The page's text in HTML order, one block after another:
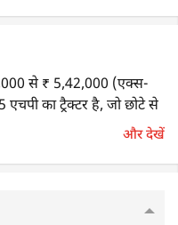
से ₹ 5,42,000 (एक्स-
का ट्रैक्टर है, जो छोटे से
जुताई, ढुलाई एवं रोटावेटर
और देखें